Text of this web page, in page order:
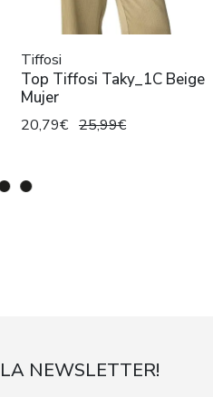
Tiffosi
Top Tiffosi Taky_1C Beige
Mujer
20,79€ 25,99€
NEWSLETTER!